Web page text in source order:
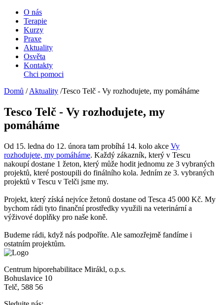
O nás
Terapie
Kurzy
Praxe
Aktuality
Osvěta
Kontakty
Chci pomoci
Domů / Aktuality /Tesco Telč - Vy rozhodujete, my pomáháme
Tesco Telč - Vy rozhodujete, my
pomáháme
Od 15. ledna do 12. února tam probíhá 14. kolo akce Vy
rozhodujete, my pomáháme. Každý zákazník, který v Tescu
nakoupí dostane 1 žeton, který může hodit jednomu ze 3 vybraných
projektů, které postoupili do finálního kola. Jedním ze 3. vybraných
projektů v Tescu v Telči jsme my.
Projekt, který získá nejvíce žetonů dostane od Tesca 45 000 Kč. My
bychom rádi tyto finanční prostředky využili na veterinární a
výživové doplňky pro naše koně.
Budeme rádi, když nás podpoříte. Ale samozřejmě fandíme i
ostatním projektům.
Centrum hiporehabilitace Mirákl, o.p.s.
Bohuslavice 10
Telč, 588 56